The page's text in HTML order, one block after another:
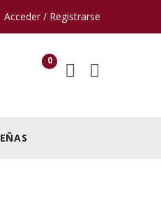
Acceder / Registrarse
0